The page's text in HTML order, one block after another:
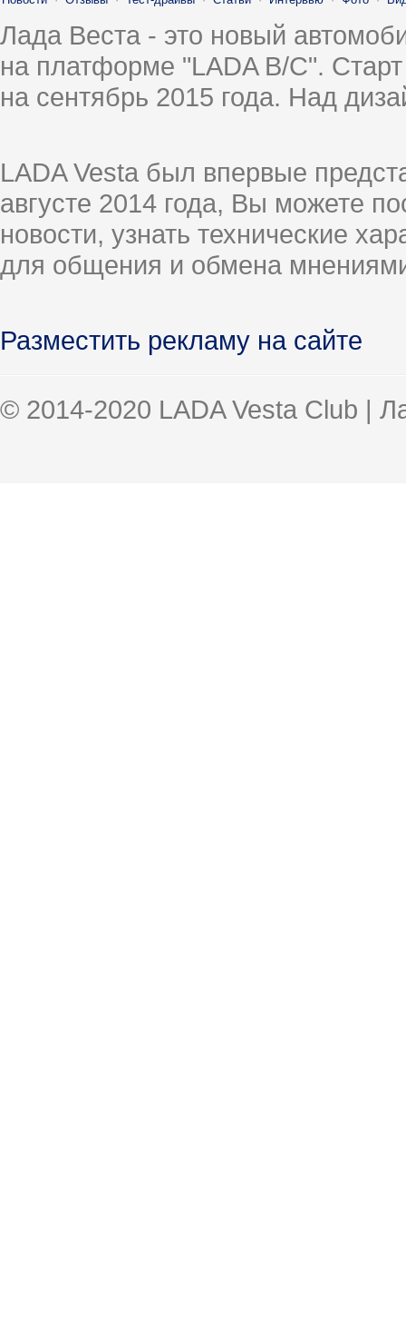
Лада Веста - это новый
на платформе "LADA B/C".
на сентябрь 2015 года. Над
LADA Vesta был впервые
августе 2014 года, Вы можете
новости, узнать технические
для общения и обмена
Разместить рекламу на сайте
© 2014-2020 LADA Vesta Club |